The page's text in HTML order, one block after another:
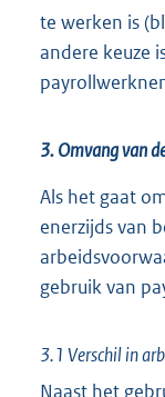
te werken is
andere keuze
3. Omvang van
Als het gaat
enerzijds van
gebruik van
3.1 Verschil in
Naast het